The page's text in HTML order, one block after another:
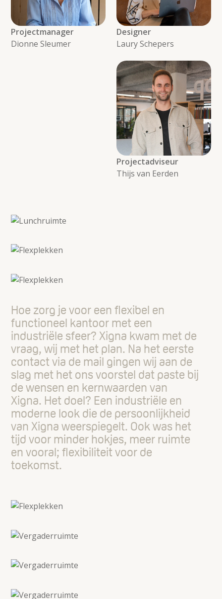
Designer
Laury Schepers
Projectmanager
Dionne Sleumer
Projectadviseur
Thijs van Eerden
Hoe zorg je voor een flexibel en
functioneel kantoor met een
industriële sfeer? Xigna kwam met de
vraag, wij met het plan. Na het eerste
contact via de mail gingen wij aan de
slag met het ons voorstel dat paste bij
de wensen en kernwaarden van
Xigna. Het doel? Een industriële en
moderne look die de persoonlijkheid
van Xigna weerspiegelt. Ook was het
tijd voor minder hokjes, meer ruimte
en vooral; flexibiliteit voor de
toekomst.